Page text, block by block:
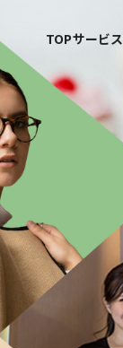
TOPサービス